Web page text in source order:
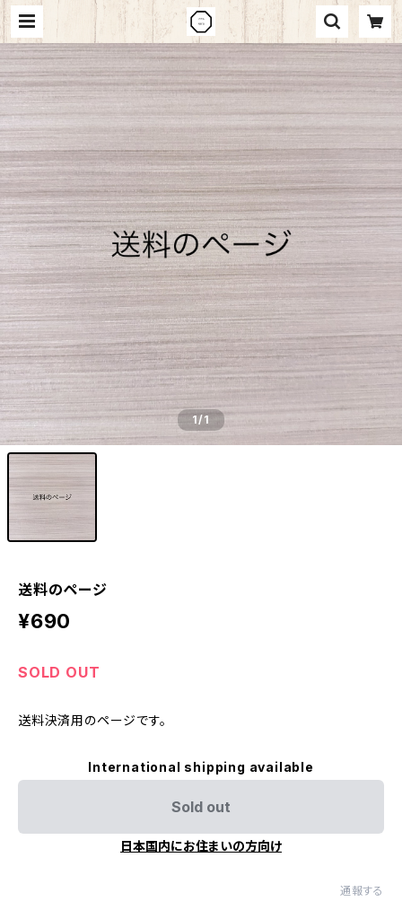
1/1
送料のページ
¥690
SOLD OUT
送料決済用のページです。
International shipping available
Sold out
日本国内にお住まいの方向け
通報する